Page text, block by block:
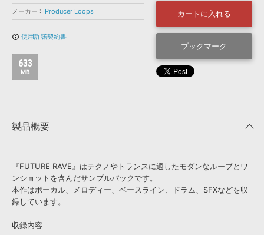
次世代型 ボーカル・エディタ
映像のBGM・セリフを音声分離
SLS
メーカー
Producer Loops
info_outline 使用許諾契約書
633
MB
カートに入れる
ブックマーク
製品概要
『FUTURE RAVE』はテクノやトランスに適したモダンなループとワ
ンショットを含んだサンプルパックです。
本作はボーカル、メロディー、ベースライン、ドラム、SFXなどを収
録しています。
収録内容